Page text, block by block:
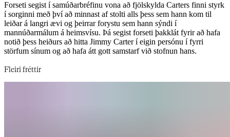
Forseti segist í samúðarbréfinu vona að fjölskylda Carters finni styrk
í sorginni með því að minnast af stolti alls þess sem hann kom til
leiðar á langri ævi og þeirrar forystu sem hann sýndi í
mannúðarmálum á heimsvísu. Þá segist forseti þakklát fyrir að hafa
notið þess heiðurs að hitta Jimmy Carter í eigin persónu í fyrri
störfum sínum og að hafa átt gott samstarf við stofnun hans.​​​​‌ ‍ ​‍​‍‌‍ ‌ ​‍‌‍‍‌‌‍‌ ‌‍‍‌‌‍ ‍​‍​‍​ ‍‍​‍​‍‌ ​ ‌‍​‌‌‍ ‍‌‍‍‌‌ ‌​‌ ‍‌​‍ ‍‌‍‍‌‌‍ ​‍​‍​‍ ​​‍​‍‌‍‍​‌ ​‍‌‍‌‌‌‍‌‍​‍​‍​ ‍‍​‍​‍‌‍‍​‌ ‌​‌ ‌​‌ ​​‌ ​ ​‍ ​‍ ‌‍‌‍‌‍ ‌ ​‍‌ ​ ‌‍‌‌‌ ‌​‌‍‍‌​‍ ‌‌‍‍‌‌ ​ ‌‍ ​‌‍​‌‌‍ ‍‌‍‌​‌ ​ ​‍ ‍‌ ‌‍‌‍‌‌‌ ​‍‌‍​ ‌‍‌‌‌‍ ​​‍ ‍‌‍​‌‌ ​​‌ ​​​‍ ‌ ​ ‌ ‌​‌ ‌‌‌‍‌​‌‍‍‌‌‍ ​‍ ‌‍‍‌‌‍ ‍‌ ‌​‌‍‌‌‌‍ ‍‌ ‌​​‍ ‌‍‌‌‌‍‌​‌‍‍‌‌ ‌​​‍ ‌‍ ‌‌‍ ‌‍‌​‌‍‌‌​ ‌‌ ​​‌ ​‍‌‍‌‌‌ ​ ‌‍‌‌‌‍ ‍‌ ‌​‌‍​‌‌ ‌​‌‍‍‌‌‍ ‌‍ ‍​ ‍ ‌‍‍‌‌‍‌​​ ‌‌ ​ ‌​‍‌‌​‌​‌‍‍​‌​​‌‌‍‌​‌‍​ ​ ‌‌‌‌‌​‌​​ ‌‌‍​‌‌​ ‌‌‌‌‌​‍‌​ ‌​‌​ ‌​ ​ ‌‌​ ‌‌‌‌‌‍ ​‌​ ‌‌‍ ‍​ ‍ ‌ ‌​‌ ‍‌‌ ​​‌‍‌‌​ ‌‌‍ ‍‌‍‌‌‌ ‌ ‌ ​ ​ ‍ ‌ ​​‌‍​‌‌ ‌​‌‍‍​​ ‌‌ ​​‌‍​‌‌‍‌ ‌‍‌‌‌​​‍‌ ‌‌‌‍‍‌‌‍ ​‌‍‌​‌‍‌‌‌ ​‍​‍‌‌​ ‌‌‌​​‍‌‌ ‌‍‍ ‌‍‌‌‌ ‍‌​‍‌‌​ ​ ‌​‌​​‍‌‌​ ​ ‌​‌​​‍‌‌​ ​‍​ ​‍‌ ​‍‌‍‍‌‌‍​ ‌‍‍​‌ ‌​‌‍‌‌‌ ‍​‌ ‌​​‍ ‌​ ‌‌​ ​ ‌ ‌​‌‍‌‍​ ‌‍​ ‌ ‌ ​ ‌‍​ ​ ‍‌​‍‌‌​ ​‍​ ​‍​‍‌‌​ ‌‌‌​‌​​‍ ‍‌‍​ ‌‍ ‌‍ ‍‌ ‌​‌‍‌‌‌‍ ‍‌ ‌​​‍‌‌​ ‌‌‌​​‍‌‌ ‌‍‍ ‌‍‌‌‌ ‍‌​‍‌‌​ ​ ‌​‌​​‍‌‌​ ​ ‌​‌​​‍‌‌​ ​‍​ ​‍​ ‌‍​ ‌‌​ ‌​​ ‍‌​ ​​​ ‍‌‌‍​ ​ ‌​​ ‌ ‌‍‌‌‌‍‌‌​ ​‌​‍‌‌​ ​‍​ ​‍​‍‌‌​ ‌‌‌​‌​​‍ ‍‌‍​ ‌‍‍​‌‍‍‌‌‍ ​‌‍‌​‌ ​‍‌‍‌‌‌‍ ‍​‍‌‌​ ‌‌‌​​‍‌‌ ‌‍‍ ‌‍‌‌‌ ‍‌​‍‌‌​ ​ ‌​‌​​‍‌‌​ ​ ‌​‌​​‍‌‌​ ​‍​ ​‍‌‍​ ​ ​‌​ ​‍​ ‍‌‌‍‌‍‌‍‌‍‌‍​ ​ ‍‌‌‍‌‌​ ​ ​ ‌‍​ ‌​​‍‌‌​ ​‍​ ​‍​‍‌‌​ ‌‌‌​‌​​‍ ‍‌ ‌​‌‍‌‌‌ ‍​‌ ‌​​ ‌‍​‍‌‍​‌‌ ​ ‌‍‌‌‌‌‌‌‌ ​‍‌‍ ​​ ‌‌‍‍​‌ ‌​‌ ‌​‌ ​​‌ ​ ​‍‌‌​ ​‍‌​‌‍​‍‌‌​ ​‍‌​‌‍‌‍‌‍‌‍ ‌ ​‍‌ ​ ‌‍‌‌‌ ‌​‌‍‍‌​‍ ‌‌‍‍‌‌ ​ ‌‍ ​‌‍​‌‌‍ ‍‌‍‌​‌ ​ ​‍ ‍‌ ‌‍‌‍‌‌‌ ​‍‌‍​ ‌‍‌‌‌‍ ​​‍ ‍‌‍​‌‌ ​​‌ ​​​‍‌‌​ ​‍‌​‌‍‌ ​ ‌ ‌​‌ ‌‌‌‍‌​‌‍‍‌‌‍ ​‍‌‍‌‍‍‌‌‍‌​​ ‌‌ ​ ‌​‍‌‌​‌​‌‍‍​‌​​‌‌‍‌​‌‍​ ​ ‌‌‌‌‌​‌​​ ‌‌‍​‌‌​ ‌‌‌‌‌​‍‌​ ‌​‌​ ‌​ ​ ‌‌​ ‌‌‌‌‌‍ ​‌​ ‌‌‍ ‍​‍‌‍‌ ‌​‌ ‍‌‌ ​​‌‍‌‌​ ‌‌‍ ‍‌‍‌‌‌ ‌ ‌ ​ ​‍‌‍‌ ​​‌‍​‌‌ ‌​‌‍‍​​ ‌‌ ​​‌‍​‌‌‍‌ ‌‍‌‌‌​​‍‌ ‌‌‌‍‍‌‌‍ ​‌‍‌​‌‍‌‌‌ ​‍​‍‌‌​ ‌‌‌​​‍‌‌ ‌‍‍ ‌‍‌‌‌ ‍‌​‍‌‌​ ​ ‌​‌​​‍‌‌​ ​ ‌​‌​​‍‌‌​ ​‍​ ​‍‌ ​‍‌‍‍‌‌‍​ ‌‍‍​‌ ‌​‌‍‌‌‌ ‍​‌ ‌​​‍ ‌​ ‌‌​ ​ ‌ ‌​‌‍‌‍​ ‌‍​ ‌ ‌ ​ ‌‍​ ​ ‍‌​‍‌‌​ ​‍​ ​‍​‍‌‌​ ‌‌‌​‌​​‍ ‍‌‍​ ‌‍ ‌‍ ‍‌ ‌​‌‍‌‌‌‍ ‍‌ ‌​​‍‌‌​ ‌‌‌​​‍‌‌ ‌‍‍ ‌‍‌‌‌ ‍‌​‍‌‌​ ​ ‌​‌​​‍‌‌​ ​ ‌​‌​​‍‌‌​ ​‍​ ​‍​ ‌‍​ ‌‌​ ‌​​ ‍‌​ ​​​ ‍‌‌‍​ ​ ‌​​ ‌ ‌‍‌‌‌‍‌‌​ ​‌​‍‌‌​ ​‍​ ​‍​‍‌‌​ ‌‌‌​‌​​‍ ‍‌‍​ ‌‍‍​‌‍‍‌‌‍ ​‌‍‌​‌ ​‍‌‍‌‌‌‍ ‍​‍‌‌​ ‌‌‌​​‍‌‌ ‌‍‍ ‌‍‌‌‌ ‍‌​‍‌‌​ ​ ‌​‌​​‍‌‌​ ​ ‌​‌​​‍‌‌​ ​‍​ ​‍‌‍​ ​ ​‌​ ​‍​ ‍‌‌‍‌‍‌‍‌‍‌‍​ ​ ‍‌‌‍‌‌​ ​ ​ ‌‍​ ‌​​‍‌‌​ ​‍​ ​‍​‍‌‌​ ‌‌‌​‌​​‍ ‍‌ ‌​‌‍‌‌‌ ‍​‌ ‌​​‍‌‍‌ ​​‌‍‌‌‌ ​‍‌ ​ ‌ ​​‌‍‌‌‌‍​ ‌ ‌​‌‍‍‌‌ ‌‍‌‍‌‌​ ‌‌ ​​‌ ‌‌‌‍​‍‌‍ ​‌‍‍‌‌ ​ ‌‍‍​‌‍‌‌‌‍‌​​‍​‍‌ ‌
Fleiri fréttir